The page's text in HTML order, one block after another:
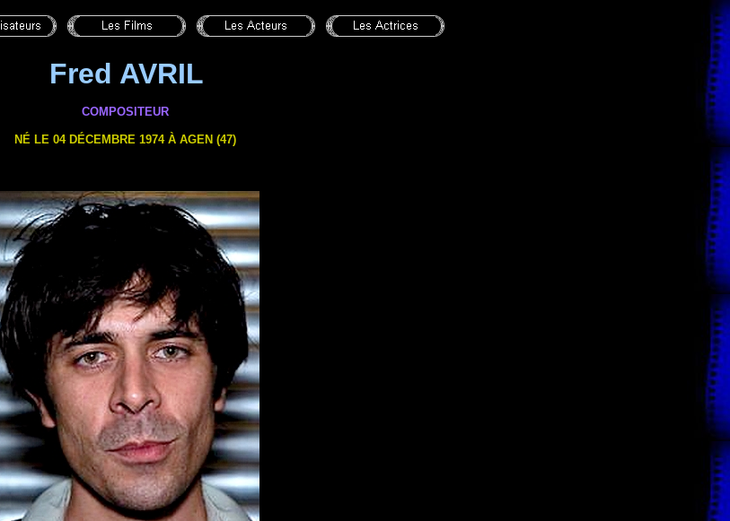
Fred AVRIL
COMPOSITEUR
NÉ LE 04 DÉCEMBRE 1974 À AGEN (47)